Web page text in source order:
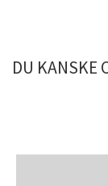
DU KANSKE